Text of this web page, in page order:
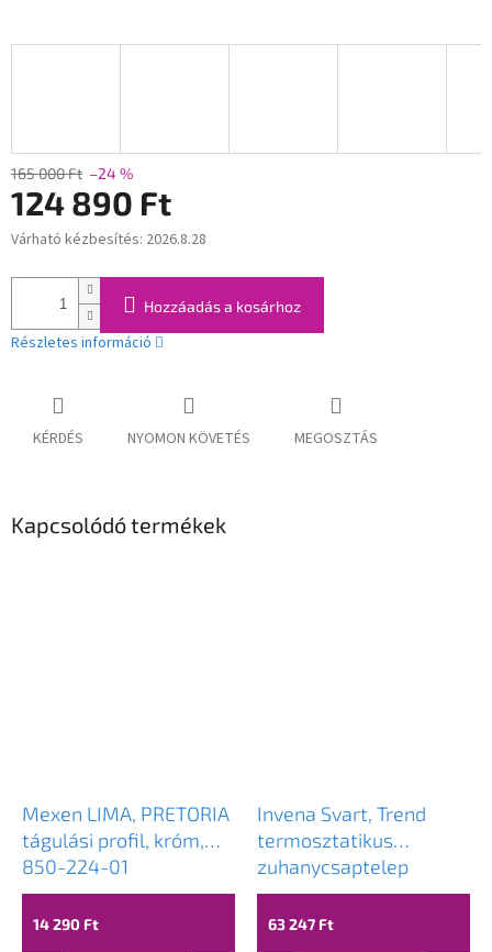
165 000 Ft –24 %
124 890 Ft
Egységár:
Várható kézbesítés: 2026.8.28
Hozzáadás a kosárhoz
Részletes információ
KÉRDÉS NYOMON KÖVETÉS MEGOSZTÁS
Kapcsolódó termékek
Mexen LIMA, PRETORIA
tágulási profil, króm,
850-224-01
14 290 Ft
Invena Svart, Trend
termosztatikus
zuhanycsaptelep
zuhanygarnitúrával
Svart 25x25 cm, króm,
63 247 Ft